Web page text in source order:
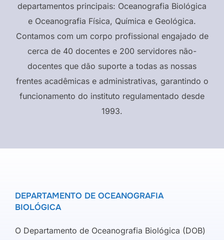
departamentos principais: Oceanografia Biológica
e Oceanografia Física, Química e Geológica.
Contamos com um corpo profissional engajado de
cerca de 40 docentes e 200 servidores não-
docentes que dão suporte a todas as nossas
frentes acadêmicas e administrativas, garantindo o
funcionamento do instituto regulamentado desde
1993.
DEPARTAMENTO DE OCEANOGRAFIA
BIOLÓGICA
O Departamento de Oceanografia Biológica (DOB)